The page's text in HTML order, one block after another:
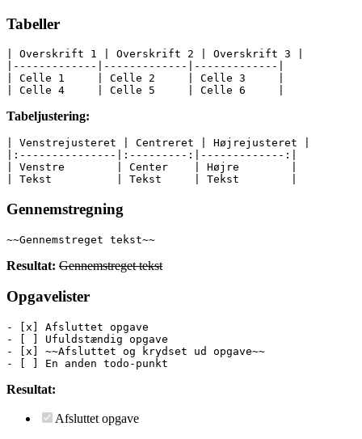
Tabeller
| Overskrift 1 | Overskrift 2 | Overskrift 3 |
|-------------|-------------|-------------|
| Celle 1     | Celle 2     | Celle 3     |
| Celle 4     | Celle 5     | Celle 6     |
Tabeljustering:
| Venstrejusteret | Centreret | Højrejusteret |
|:---------------|:---------:|-------------:|
| Venstre        | Center    | Højre        |
| Tekst          | Tekst     | Tekst        |
Gennemstregning
~~Gennemstreget tekst~~
Resultat: Gennemstreget tekst
Opgavelister
- [x] Afsluttet opgave
- [ ] Ufuldstændig opgave
- [x] ~~Afsluttet og krydset ud opgave~~
- [ ] En anden todo-punkt
Resultat:
Afsluttet opgave